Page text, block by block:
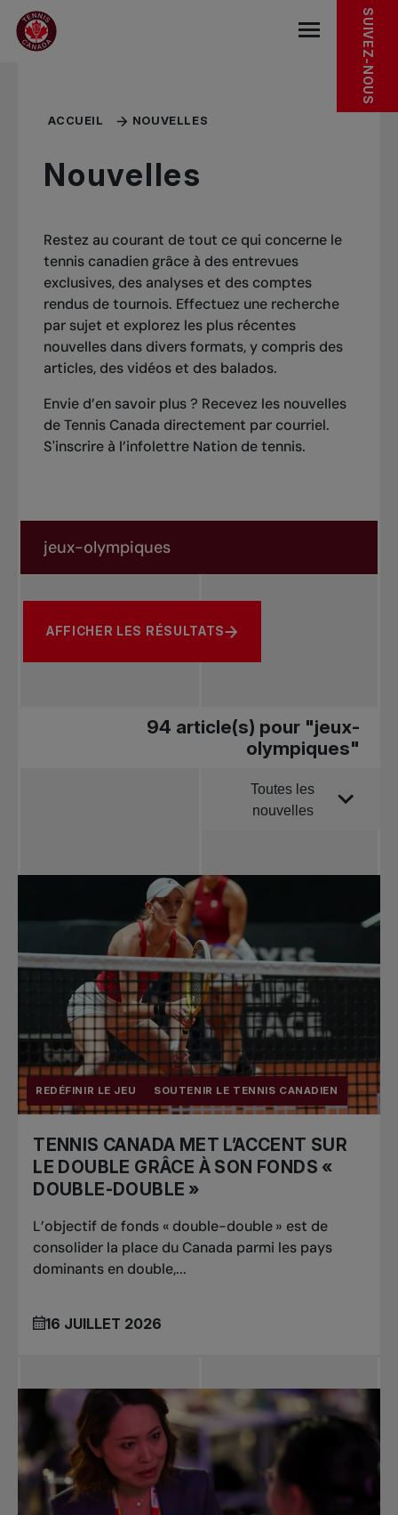
Sauter au menu principal
Sauter au contenu principal
Sauter au pied de page SUIVEZ-NOUS
ACCUEIL NOUVELLES
Nouvelles
Restez au courant de tout ce qui concerne le
tennis canadien grâce à des entrevues
exclusives, des analyses et des comptes
rendus de tournois. Effectuez une recherche
par sujet et explorez les plus récentes
nouvelles dans divers formats, y compris des
articles, des vidéos et des balados.
Envie d’en savoir plus ? Recevez les nouvelles
de Tennis Canada directement par courriel.
S'inscrire à l’infolettre Nation de tennis.
Rechercher par sujet, joueur ou autre
AFFICHER LES RÉSULTATS
94 article(s) pour "jeux-
olympiques"
Trier parToutes les
nouvelles
nouvelles
Tennis
professionnel
Redéfinir le jeu
Tournois
nationaux
REDÉFINIR LE JEU SOUTENIR LE TENNIS CANADIEN
TENNIS CANADA MET L’ACCENT SUR
LE DOUBLE GRÂCE À SON FONDS «
DOUBLE-DOUBLE »
L’objectif de fonds « double-double » est de
consolider la place du Canada parmi les pays
dominants en double,...
16 JUILLET 2026